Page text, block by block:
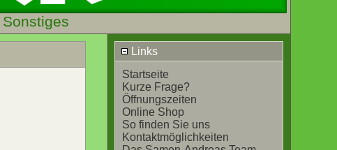
Sonstiges
Links
Startseite
Kurze Frage?
Öffnungszeiten
Online Shop
So finden Sie uns
Kontaktmöglichkeiten